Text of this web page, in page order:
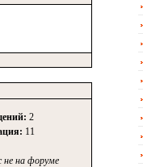
2
11
не на форуме